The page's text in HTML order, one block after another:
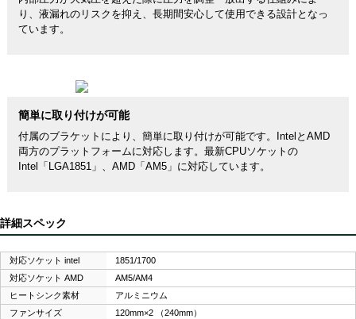
り、液漏れのリスクを抑え、長期間安心して使用できる設計となっ
ています。
簡単に取り付けが可能
付属のブラケットにより、簡単に取り付けが可能です。IntelとAMD
両方のプラットフォームに対応します。最新CPUソケットの
Intel「LGA1851」、AMD「AM5」に対応しています。
詳細スペック
対応ソケット intel
1851/1700
対応ソケット AMD
AM5/AM4
ヒートシンク素材
アルミニウム
ファンサイズ
120mm×2 （240mm）